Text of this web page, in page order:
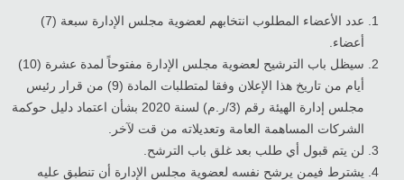
عدد الأعضاء المطلوب انتخابهم لعضوية مجلس الإدارة سبعة (7)
أعضاء.
سيظل باب الترشيح لعضوية مجلس الإدارة مفتوحاً لمدة عشرة (10)
أيام من تاريخ هذا الإعلان وفقا لمتطلبات المادة (9) من قرار رئيس
مجلس إدارة الهيئة رقم (3/ر.م) لسنة 2020 بشأن اعتماد دليل حوكمة
الشركات المساهمة العامة وتعديلاته من قت لآخر.
لن يتم قبول أي طلب بعد غلق باب الترشح.
يشترط فيمن يرشح نفسه لعضوية مجلس الإدارة أن تنطبق عليه